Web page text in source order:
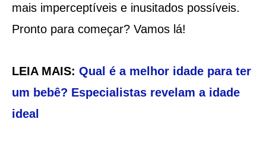
mais imperceptíveis e inusitados possíveis.
Pronto para começar? Vamos lá!
LEIA MAIS: Qual é a melhor idade para ter
um bebê? Especialistas revelam a idade
ideal